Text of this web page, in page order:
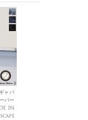
ャバ
パー
IN